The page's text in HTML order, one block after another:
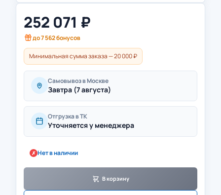
252 071 ₽
до7 562бонусов
Минимальная сумма заказа — 20 000 ₽
Самовывоз в Москве
Завтра (7 августа)
Отгрузка в ТК
Уточняется у менеджера
✗ Нет в наличии
В корзину